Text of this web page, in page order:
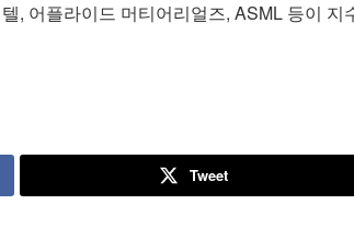
, 어플라이드 머티어리얼즈, ASML 등이 지
Tweet